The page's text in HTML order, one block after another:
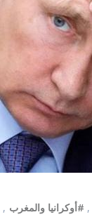
, #أوكرانيا والمغرب ,